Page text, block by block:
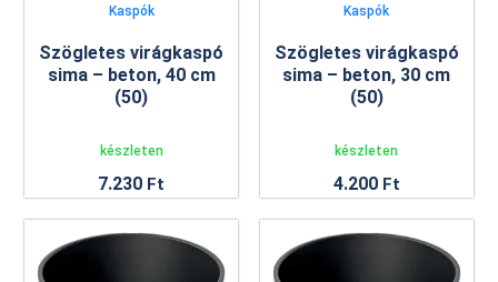
Kaspók
Szögletes virágkaspó
sima – beton, 40 cm
(50)
készleten
7.230 Ft
Kaspók
Szögletes virágkaspó
sima – beton, 30 cm
(50)
készleten
4.200 Ft